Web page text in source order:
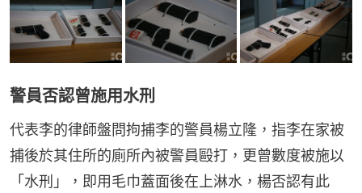
警員否認曾施用水刑
代表李的律師盤問拘捕李的警員楊立隆，指李在家被
捕後於其住所的廁所內被警員毆打，更曾數度被施以
「水刑」，即用毛巾蓋面後在上淋水，楊否認有此